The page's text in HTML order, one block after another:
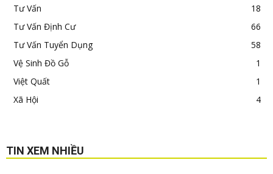
Tư Vấn
18
Tư Vấn Định Cư
66
Tư Vấn Tuyển Dụng
58
Vệ Sinh Đồ Gỗ
1
Việt Quất
1
Xã Hội
4
TIN XEM NHIỀU